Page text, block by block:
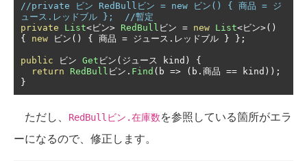
//private ビン RedBullビン = new ビン() { 商品 = ジ
ュース.レッドブル };  //暫定
private
List<ビン> RedBull ビン = new List<ビン>()
{
new ビン() { 商品 = ジュース.レッドブル } };
public ビン Get ビン(ジュース kind )
{
return
RedBull ビン. Find ( b => ( b .商品 == kind ));
}
ただし、 RedBullビン.在庫数を参照している箇所がエラ
ーになるので、修正します。